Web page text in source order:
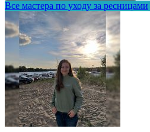
Все мастера по уходу за ресницами